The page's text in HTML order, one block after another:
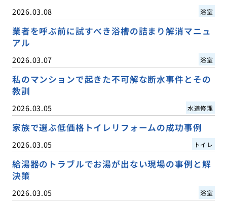
2026.03.08 浴室
業者を呼ぶ前に試すべき浴槽の詰まり解消マニュ
アル
2026.03.07 浴室
私のマンションで起きた不可解な断水事件とその
教訓
2026.03.05 水道修理
家族で選ぶ低価格トイレリフォームの成功事例
2026.03.05 トイレ
給湯器のトラブルでお湯が出ない現場の事例と解
決策
2026.03.05 浴室